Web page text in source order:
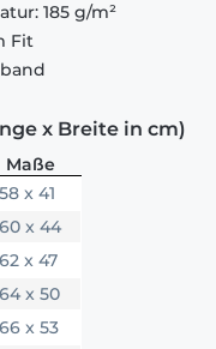
185 g/m²
Fit
x Breite in cm)
Maße
58 x 41
60 x 44
62 x 47
64 x 50
66 x 53